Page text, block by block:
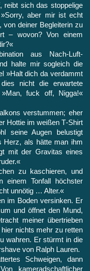
reibt sich das stoppelige
aber mir ist echt
deiner Begleiterin zu
– wovon? Von einem
aus Nach-Luft-
halte mir sogleich die
»Halt dich da verdammt
nicht die erwartete
fuck off, Nigga!«
verstummen; eher
Hottie im weißen T‑Shirt
seine Augen belustigt
Herz, als hätte man ihm
mit der Gravitas eines
zu kaschieren, und
einem Tonfall höchster
unnötig … Alter.«
im Boden versinken. Er
und öffnet den Mund,
meiner übertrieben
nichts mehr zu retten
wahren. Er stürmt in die
von Ralph Lauren.
Schweigen, dann
kameradschaftlicher